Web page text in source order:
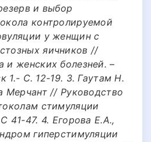
и выбор
контролируемой
у женщин с
яичников //
и женских болезней. –
1.- С. 12-19. 3. Гаутам Н.
Мерчант // Руководство
стимуляции
41-47. 4. Егорова Е.А.,
гиперстимуляции